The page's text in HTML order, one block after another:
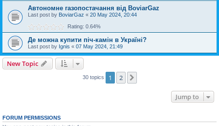
Автономне газопостачання від BoviarGaz
Last post by BoviarGaz « 20 May 2024, 20:44
Rating: 0.64%
Де можна купити піч-камін в Україні?
Last post by Ignis « 07 May 2024, 21:49
New Topic
30 topics 1 2
Jump to
FORUM PERMISSIONS